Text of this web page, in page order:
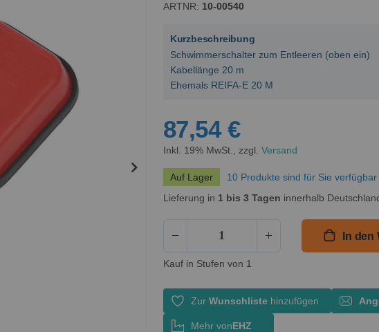
ARTNR
10-00540
Kurzbeschreibung
Schwimmerschalter zum Entleeren (oben ein)
Kabellänge 20 m
Ehemals REIFA-E 20 M
87,54 €
Inkl. 19% MwSt., zzgl. Versand
Auf Lager
10 Produkte sind für Sie verfügbar
Lieferung in 1 bis 3 Tagen innerhalb
In den
Kauf in Stufen von 1
Zur Wunschlistehinzufügen
Mehr vonEHZ